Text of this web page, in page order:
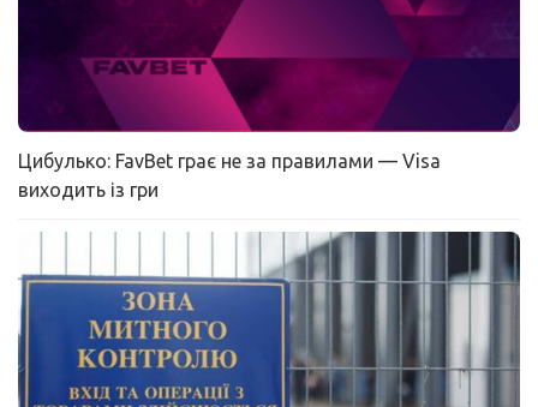
Цибулько: FavBet грає не за правилами — Visa
виходить із гри